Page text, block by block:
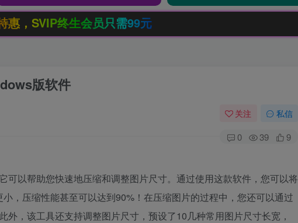
99元
版软件
关注 私信
0 39 9
可以帮助您快速地压缩和调整图片尺寸。通过使用这款软件，您可以将
，压缩性能甚至可以达到90%！在压缩图片的过程中，您还可以通过
外，该工具还支持调整图片尺寸，预设了10几种常用图片尺寸长宽，